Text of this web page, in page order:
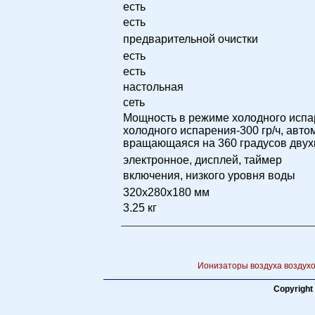
есть
есть
предварительной очистки
есть
есть
настольная
сеть
Мощность в режиме холодного
холодного испарения-300 гр/ч,
вращающаяся на 360 градусов
электронное, дисплей, таймер
включения, низкого уровня воды
320x280x180 мм
3.25 кг
Ионизаторы воздуха
Copyright